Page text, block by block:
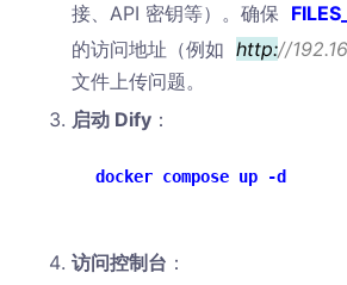
接、API 密钥等）。确保
的访问地址（例如 http://
文件上传问题。
启动 Dify ：
docker compose up -d
访问控制台 ：